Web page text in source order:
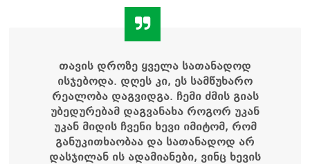
თავის დროზე ყველა სათანადოდ
ისჯებოდა. დღეს კი, ეს სამწუხარო
რეალობა დაგვიდგა. ჩემი ძმის გიას
უბედურებამ დაგვანახა როგორ უკან
უკან მიდის ჩვენი ხევი იმიტომ, რომ
განუკითხაობაა და სათანადოდ არ
დასჯილან ის ადამიანები, ვინც ხევის